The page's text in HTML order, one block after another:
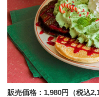
販売価格：1,980円（税込